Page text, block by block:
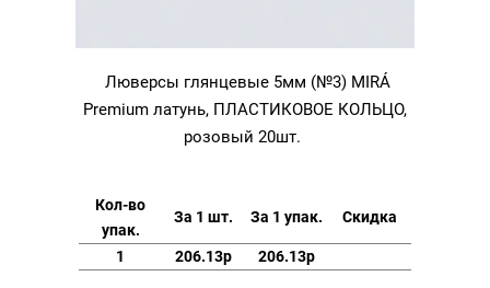
Люверсы глянцевые 5мм (№3) MIRÁ
Premium латунь, ПЛАСТИКОВОЕ КОЛЬЦО,
розовый 20шт.
Кол-во
упак.
За 1 шт. За 1 упак. Скидка
1 206.13р 206.13р